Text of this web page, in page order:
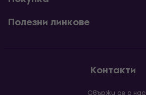
Полезни линкове
Контакти
Свържи се с нас